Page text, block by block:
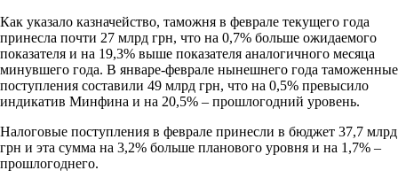
Как указало казначейство, таможня в феврале текущего года
принесла почти 27 млрд грн, что на 0,7% больше ожидаемого
показателя и на 19,3% выше показателя аналогичного месяца
минувшего года. В январе-феврале нынешнего года таможенные
поступления составили 49 млрд грн, что на 0,5% превысило
индикатив Минфина и на 20,5% – прошлогодний уровень.
Налоговые поступления в феврале принесли в бюджет 37,7 млрд
грн и эта сумма на 3,2% больше планового уровня и на 1,7% –
прошлогоднего.